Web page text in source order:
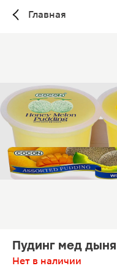
Главная
Пудинг мед
Нет в наличии